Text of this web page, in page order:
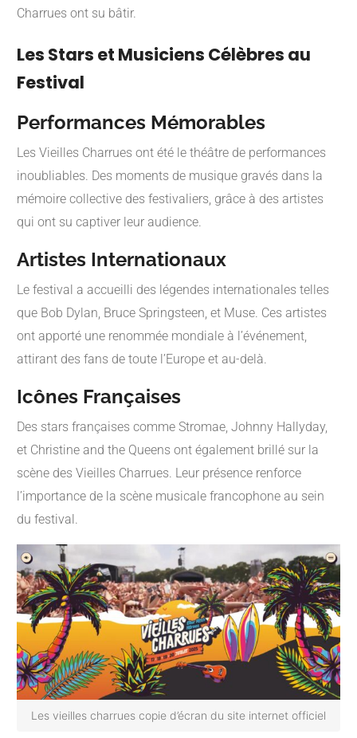
Charrues ont su bâtir.
Les Stars et Musiciens Célèbres au
Festival
Performances Mémorables
Les Vieilles Charrues ont été le théâtre de performances
inoubliables. Des moments de musique gravés dans la
mémoire collective des festivaliers, grâce à des artistes
qui ont su captiver leur audience.
Artistes Internationaux
Le festival a accueilli des légendes internationales telles
que Bob Dylan, Bruce Springsteen, et Muse. Ces artistes
ont apporté une renommée mondiale à l’événement,
attirant des fans de toute l’Europe et au-delà.
Icônes Françaises
Des stars françaises comme Stromae, Johnny Hallyday,
et Christine and the Queens ont également brillé sur la
scène des Vieilles Charrues. Leur présence renforce
l’importance de la scène musicale francophone au sein
du festival.
Les vieilles charrues copie d’écran du site internet officiel